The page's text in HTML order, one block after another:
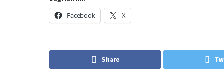
Facebook X
Share